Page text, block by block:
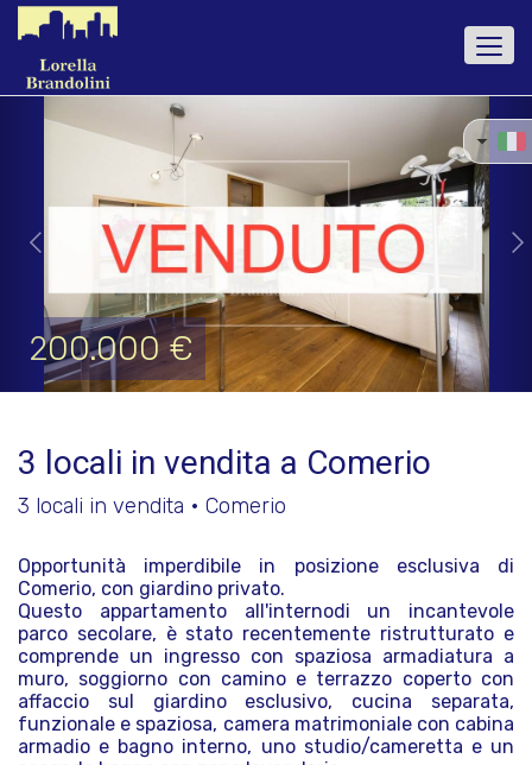
200.000 €
3 locali in vendita a Comerio
3 locali in vendita • Comerio
Opportunità imperdibile in posizione esclusiva di
Comerio, con giardino privato.
Questo appartamento all'internodi un incantevole
parco secolare, è stato recentemente ristrutturato e
comprende un ingresso con spaziosa armadiatura a
muro, soggiorno con camino e terrazzo coperto con
affaccio sul giardino esclusivo, cucina separata,
funzionale e spaziosa, camera matrimoniale con cabina
armadio e bagno interno, uno studio/cameretta e un